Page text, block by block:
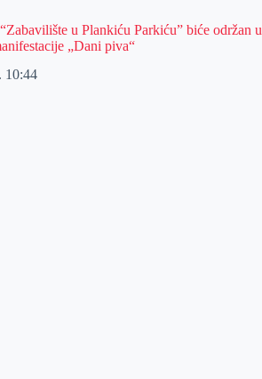
u Plankiću Parkiću” biće održan u
„Dani piva“
10:44